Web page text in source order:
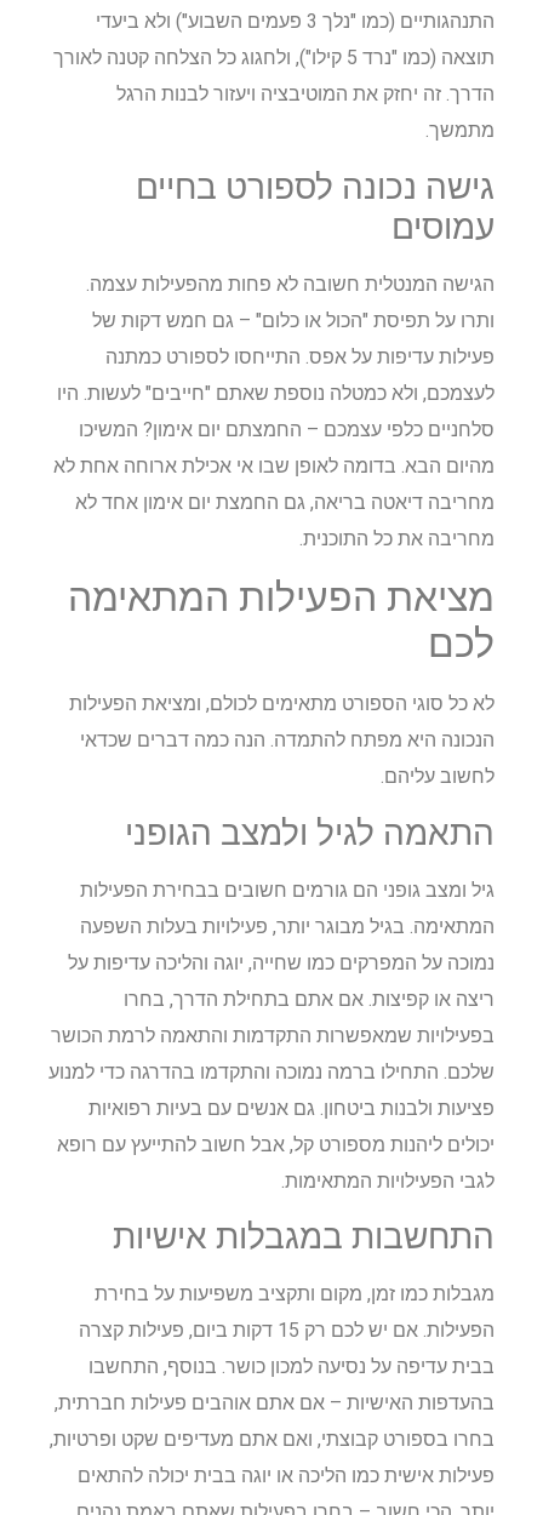
התנהגותיים (כמו "נלך 3 פעמים השבוע") ולא ביעדי
תוצאה (כמו "נרד 5 קילו"), ולחגוג כל הצלחה קטנה לאורך
הדרך. זה יחזק את המוטיבציה ויעזור לבנות הרגל
מתמשך.
גישה נכונה לספורט בחיים
עמוסים
הגישה המנטלית חשובה לא פחות מהפעילות עצמה.
ותרו על תפיסת "הכול או כלום" – גם חמש דקות של
פעילות עדיפות על אפס. התייחסו לספורט כמתנה
לעצמכם, ולא כמטלה נוספת שאתם "חייבים" לעשות. היו
סלחניים כלפי עצמכם – החמצתם יום אימון? המשיכו
מהיום הבא. בדומה לאופן שבו אי אכילת ארוחה אחת לא
מחריבה דיאטה בריאה, גם החמצת יום אימון אחד לא
מחריבה את כל התוכנית.
מציאת הפעילות המתאימה
לכם
לא כל סוגי הספורט מתאימים לכולם, ומציאת הפעילות
הנכונה היא מפתח להתמדה. הנה כמה דברים שכדאי
לחשוב עליהם.
התאמה לגיל ולמצב הגופני
גיל ומצב גופני הם גורמים חשובים בבחירת הפעילות
המתאימה. בגיל מבוגר יותר, פעילויות בעלות השפעה
נמוכה על המפרקים כמו שחייה, יוגה והליכה עדיפות על
ריצה או קפיצות. אם אתם בתחילת הדרך, בחרו
בפעילויות שמאפשרות התקדמות והתאמה לרמת הכושר
שלכם. התחילו ברמה נמוכה והתקדמו בהדרגה כדי למנוע
פציעות ולבנות ביטחון. גם אנשים עם בעיות רפואיות
יכולים ליהנות מספורט קל, אבל חשוב להתייעץ עם רופא
לגבי הפעילויות המתאימות.
התחשבות במגבלות אישיות
מגבלות כמו זמן, מקום ותקציב משפיעות על בחירת
הפעילות. אם יש לכם רק 15 דקות ביום, פעילות קצרה
בבית עדיפה על נסיעה למכון כושר. בנוסף, התחשבו
בהעדפות האישיות – אם אתם אוהבים פעילות חברתית,
בחרו בספורט קבוצתי, ואם אתם מעדיפים שקט ופרטיות,
פעילות אישית כמו הליכה או יוגה בבית יכולה להתאים